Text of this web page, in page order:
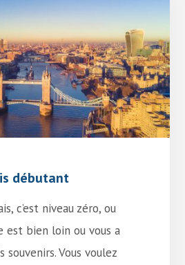
débutant
c’est niveau zéro, ou
est bien loin ou vous a
souvenirs. Vous voulez